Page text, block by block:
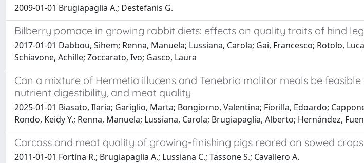
2009-01-01 Brugiapaglia A.; Destefanis G.
Bilberry pomace in growing rabbit diets: effects on quality traits of hind
2017-01-01 Dabbou, Sihem; Renna, Manuela; Lussiana, Carola; Gai, Francesco; Rotolo,
Schiavone, Achille; Zoccarato, Ivo; Gasco, Laura
Can a mixture of Hermetia illucens and Tenebrio molitor meals be
nutrient digestibility, and meat quality
2025-01-01 Biasato, Ilaria; Gariglio, Marta; Bongiorno, Valentina; Fiorilla, Edoardo;
Rondo, Keidy Y.; Renna, Manuela; Lussiana, Carola; Brugiapaglia, Alberto; Hernández,
Carcass and meat quality of growing-finishing pigs reared on sowed crops
2011-01-01 Fortina R.; Brugiapaglia A.; Lussiana C.; Tassone S.; Cavallero A.